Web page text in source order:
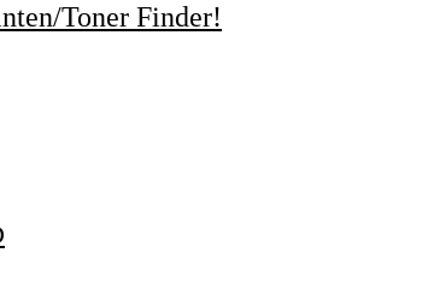
Toner Finder!